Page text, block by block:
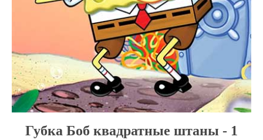
Губка Боб квадратные штаны - 1